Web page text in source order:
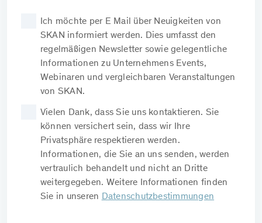
Ich möchte per E Mail über Neuigkeiten von
SKAN informiert werden. Dies umfasst den
regelmäßigen Newsletter sowie gelegentliche
Informationen zu Unternehmens Events,
Webinaren und vergleichbaren Veranstaltungen
von SKAN.
Vielen Dank, dass Sie uns kontaktieren. Sie
können versichert sein, dass wir Ihre
Privatsphäre respektieren werden.
Informationen, die Sie an uns senden, werden
vertraulich behandelt und nicht an Dritte
weitergegeben. Weitere Informationen finden
Sie in unseren Datenschutzbestimmungen